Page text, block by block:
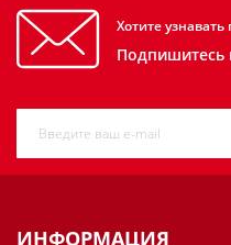
Хотите
Подпишитесь
ИНФОРМАЦИЯ